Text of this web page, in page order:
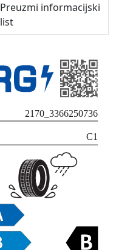
Preuzmi informacijski
list